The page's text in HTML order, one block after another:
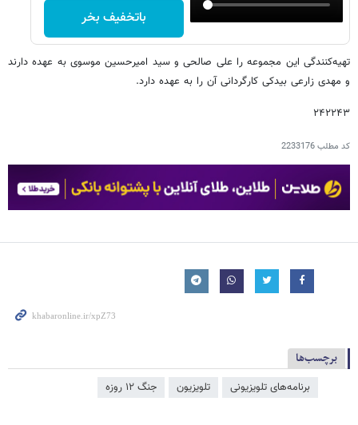
باتخفیف بخر
تهیه‌کنندگی این مجموعه را علی صالحی و سید امیرحسین موسوی به عهده دارند
و مهدی زارعی بیدکی کارگردانی آن را به عهده دارد.
۲۴۲۲۴۳
کد مطلب2233176
برچسب‌ها
برنامه‌های تلویزیونی تلویزیون جنگ ۱۲ روزه